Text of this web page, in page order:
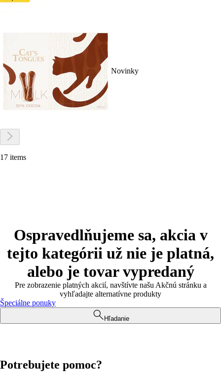
Novinky
17 items
Ospravedlňujeme sa, akcia v
tejto kategórii už nie je platná,
alebo je tovar vypredaný
Pre zobrazenie platných akcií, navštívte našu Akčnú stránku a
vyhľadajte alternatívne produkty
Špeciálne ponuky
Hľadanie
Potrebujete pomoc?